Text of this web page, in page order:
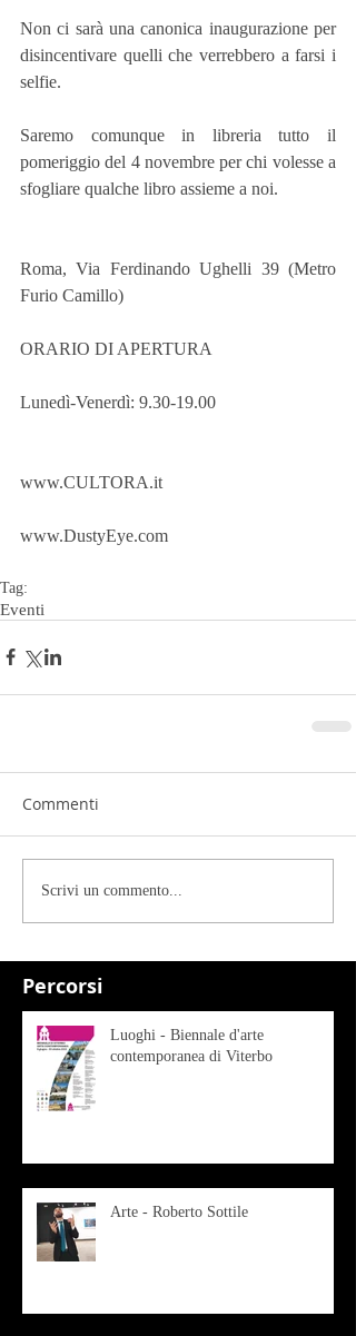
Percorsi
Non ci sarà una canonica inaugurazione per
disincentivare quelli che verrebbero a farsi i
selfie.
Saremo comunque in libreria tutto il
pomeriggio del 4 novembre per chi volesse a
sfogliare qualche libro assieme a noi.
Roma, Via Ferdinando Ughelli 39 (Metro
Furio Camillo)
ORARIO DI APERTURA
Lunedì-Venerdì: 9.30-19.00
www.CULTORA.it
www.DustyEye.com
Tag:
Eventi
Commenti
Scrivi un commento...
Luoghi - Biennale d'arte
contemporanea di Viterbo
Arte - Roberto Sottile